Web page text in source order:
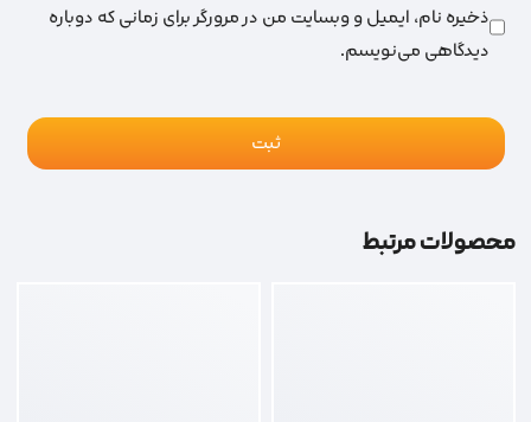
ذخیره نام، ایمیل و وبسایت من در مرورگر برای زمانی که دوباره
دیدگاهی می‌نویسم.
محصولات مرتبط